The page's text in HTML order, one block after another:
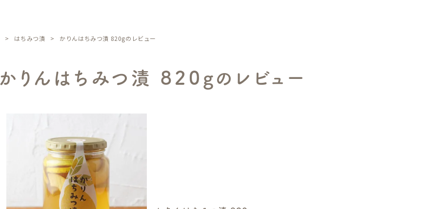
はちみつ漬 かりんはちみつ漬 820gのレビュー
かりんはちみつ漬 820gのレビュー